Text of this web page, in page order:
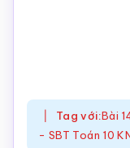
Tag với:Bài
- SBT Toán 10